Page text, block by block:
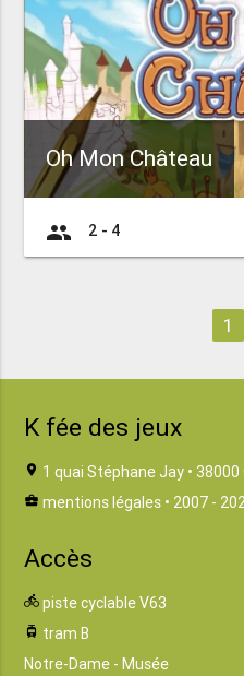
Oh Mon Château
group 2 - 4
1
K fée des jeux
location_on 1 quai Stéphane Jay • 38000
business_center mentions légales • 2007 -
Accès
directions_bike piste cyclable V63
tram tram B
Notre-Dame - Musée